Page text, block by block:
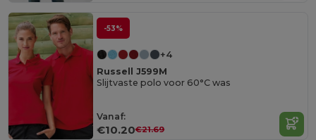
-53%
+4
Russell J599M
Slijtvaste polo voor 60°C was
Vanaf:
€10.20€21.69